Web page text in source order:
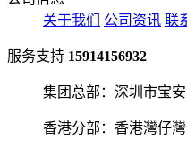
关于我们
公司资讯 联
服务支持 15914156932
集团总部：深圳市宝
香港分部：香港灣仔